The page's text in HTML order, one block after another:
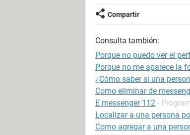
Compartir
Consulta también:
Porque no puedo ver el
Porque no me aparece la
¿Cómo saber si una
Como eliminar de
E messenger 112 -
Localizar a una persona
Como agregar a una